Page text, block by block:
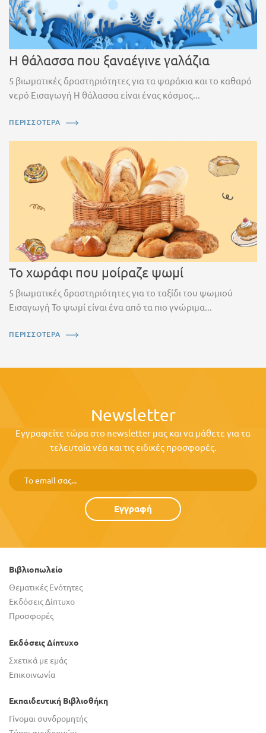
Η θάλασσα που ξαναέγινε γαλάζια
5 βιωματικές δραστηριότητες για τα ψαράκια και το καθαρό
νερό Εισαγωγή Η θάλασσα είναι ένας κόσμος...
ΠΕΡΙΣΣΟΤΕΡΑ
Το χωράφι που μοίραζε ψωμί
5 βιωματικές δραστηριότητες για το ταξίδι του ψωμιού
Εισαγωγή Το ψωμί είναι ένα από τα πιο γνώριμα...
ΠΕΡΙΣΣΟΤΕΡΑ
Newsletter
Εγγραφείτε τώρα στο newsletter μας και να μάθετε για τα
τελευταία νέα και τις ειδικές προσφορές.
Εγγραφή
Βιβλιοπωλείο
Θεματικές Ενότητες
Εκδόσεις Δίπτυχο
Προσφορές
Εκδόσεις Δίπτυχο
Σχετικά με εμάς
Επικοινωνία
Εκπαιδευτική Βιβλιοθήκη
Γίνομαι συνδρομητής